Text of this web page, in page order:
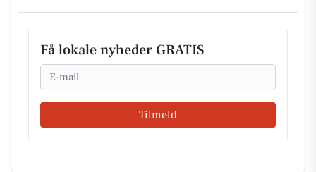
Få lokale nyheder GRATIS
Email
Tilmeld